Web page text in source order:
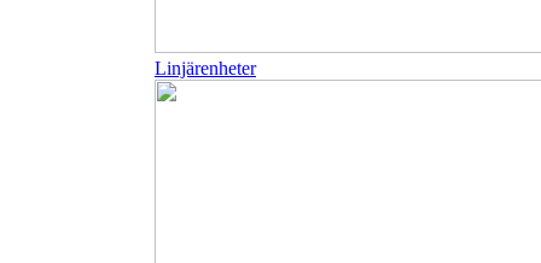
Linjärenheter